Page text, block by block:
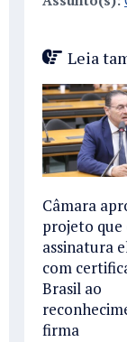
Leia
Câmara
projeto que
assinatura
com
Brasil ao
firma